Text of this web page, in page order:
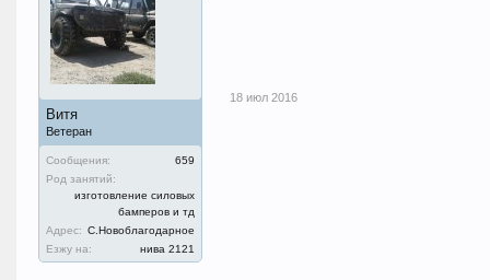
Витя
Ветеран
Сообщения:
659
Род занятий:
изготовление силовых
бамперов и тд
Адрес: С.Новоблагодарное
Езжу на:
нива 2121
18 июл 2016